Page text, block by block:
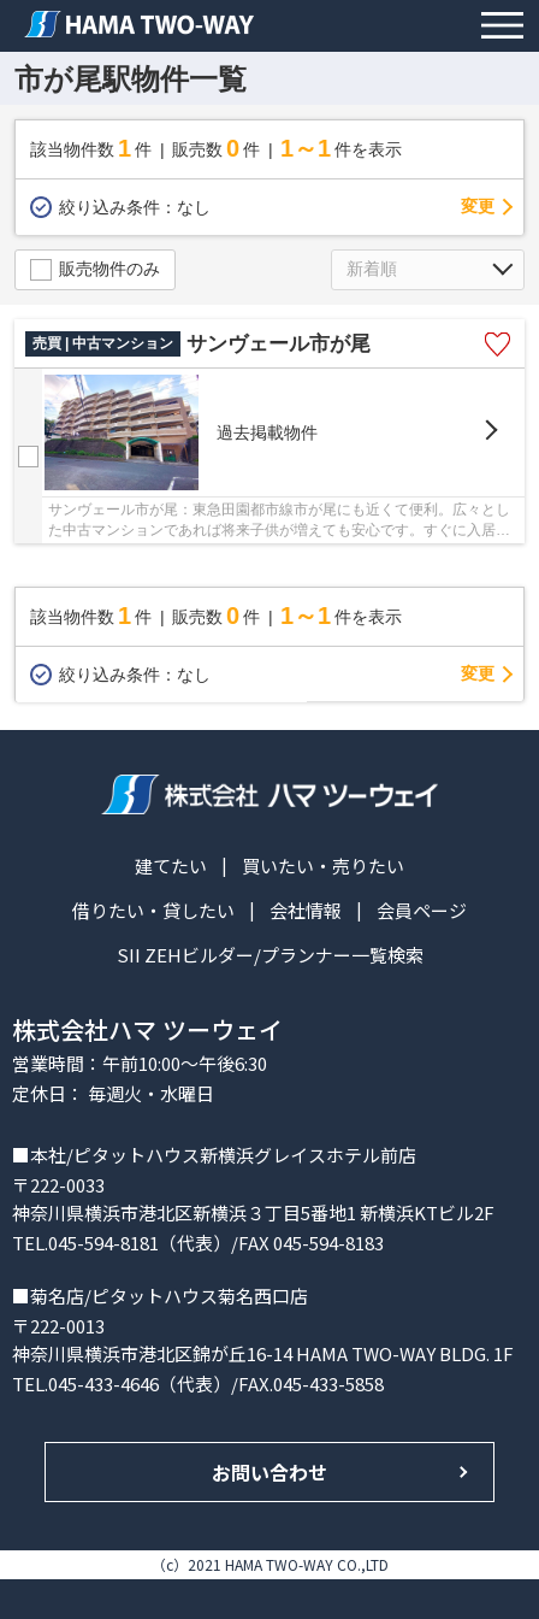
市が尾駅物件一覧
該当物件数 1件 販売数 0 件 1～1 件を表示
絞り込み条件： なし 変更
販売物件のみ
売買 | 中古マンション サンヴェール市が尾
過去掲載物件
サンヴェール市が尾：東急田園都市線市が尾にも近くて便利。広々とし
た中古マンションであれば将来子供が増えても安心です。すぐに入居で
該当物件数 1件 販売数 0 件 1～1 件を表示
絞り込み条件： なし 変更
建てたい
買いたい・売りたい
借りたい・貸したい
会社情報
会員ページ
SII ZEHビルダー/プランナー一覧検索
株式会社ハマ ツーウェイ
営業時間：午前10:00～午後6:30
定休日： 毎週火・水曜日
■本社/ピタットハウス新横浜グレイスホテル前店
〒222-0033
神奈川県横浜市港北区新横浜３丁目5番地1 新横浜KTビル2F
TEL.045-594-8181（代表）/FAX 045-594-8183
■菊名店/ピタットハウス菊名西口店
〒222-0013
神奈川県横浜市港北区錦が丘16-14 HAMA TWO-WAY BLDG. 1F
TEL.045-433-4646（代表）/FAX.045-433-5858
お問い合わせ
（c）2021 HAMA TWO-WAY CO.,LTD